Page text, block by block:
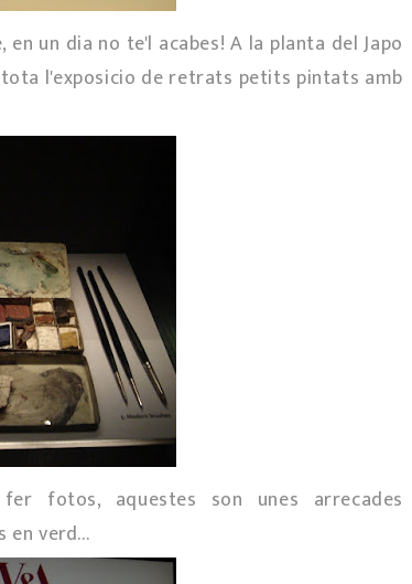
en un dia no te'l acabes! A la planta del Japo
l'exposicio de retrats petits pintats amb
fer fotos, aquestes son unes arrecades
en verd...